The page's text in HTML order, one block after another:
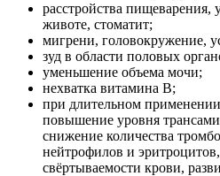
расстройства пищеварения,
животе, стоматит;
мигрени, головокружение,
зуд в области половых
уменьшение объема мочи;
нехватка витамина B;
при длительном
повышение уровня
снижение количества
нейтрофилов и
свёртываемости крови,